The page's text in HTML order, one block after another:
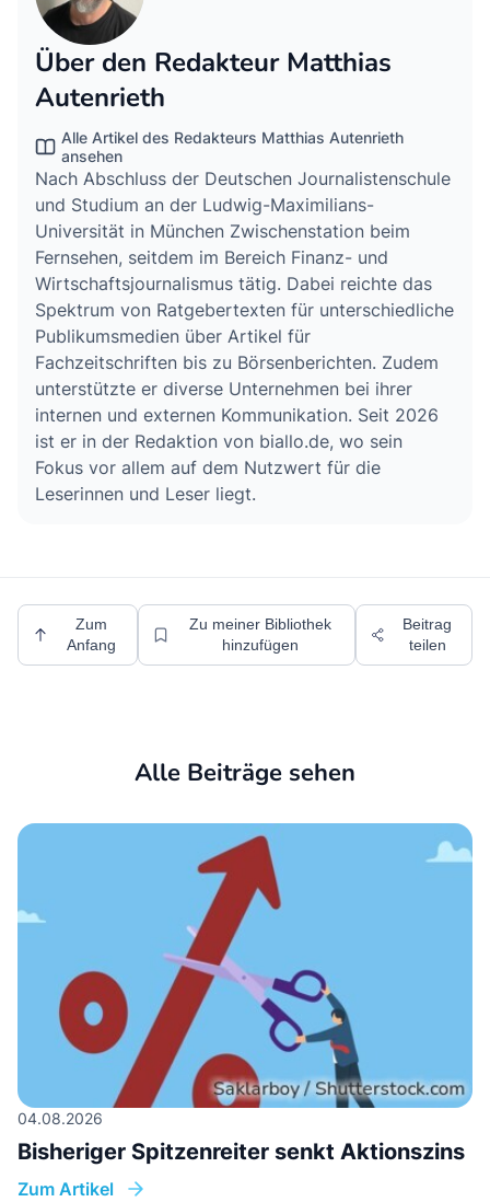
Über den Redakteur Matthias
Autenrieth
Alle Artikel des Redakteurs Matthias Autenrieth
ansehen
Nach Abschluss der Deutschen Journalistenschule
und Studium an der Ludwig-Maximilians-
Universität in München Zwischenstation beim
Fernsehen, seitdem im Bereich Finanz- und
Wirtschaftsjournalismus tätig. Dabei reichte das
Spektrum von Ratgebertexten für unterschiedliche
Publikumsmedien über Artikel für
Fachzeitschriften bis zu Börsenberichten. Zudem
unterstützte er diverse Unternehmen bei ihrer
internen und externen Kommunikation. Seit 2026
ist er in der Redaktion von biallo.de, wo sein
Fokus vor allem auf dem Nutzwert für die
Leserinnen und Leser liegt.
Zum
Anfang
Zu meiner Bibliothek
hinzufügen
Beitrag
teilen
Alle Beiträge sehen
04.08.2026
Bisheriger Spitzenreiter senkt Aktionszins
Zum Artikel